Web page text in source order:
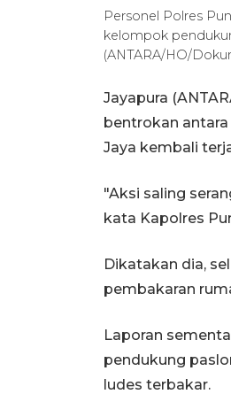
Personel Polres
kelompok
(ANTARA/HO/
Jayapura
bentrokan
Jaya kembali
"Aksi saling
kata Kapolres
Dikatakan dia,
pembakaran
Laporan
pendukung
ludes terbakar.